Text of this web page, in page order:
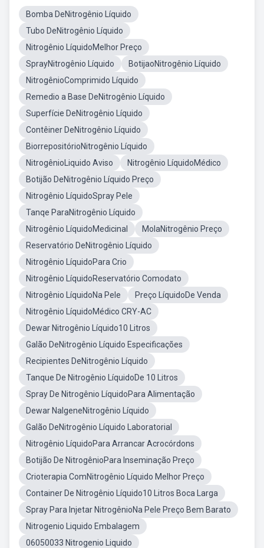
Bomba DeNitrogênio Líquido
Tubo DeNitrogênio Líquido
Nitrogênio LíquidoMelhor Preço
SprayNitrogênio Líquido
BotijaoNitrogênio Líquido
NitrogênioComprimido Líquido
Remedio a Base DeNitrogênio Líquido
Superfície DeNitrogênio Líquido
Contêiner DeNitrogênio Líquido
BiorrepositórioNitrogênio Líquido
NitrogênioLiquido Aviso
Nitrogênio LíquidoMédico
Botijão DeNitrogênio Líquido Preço
Nitrogênio LíquidoSpray Pele
Tanqe ParaNitrogênio Líquido
Nitrogênio LíquidoMedicinal
MolaNitrogênio Preço
Reservatório DeNitrogênio Líquido
Nitrogênio LíquidoPara Crio
Nitrogênio LíquidoReservatório Comodato
Nitrogênio LíquidoNa Pele
Preço LíquidoDe Venda
Nitrogênio LíquidoMédico CRY-AC
Dewar Nitrogênio Líquido10 Litros
Galão DeNitrogênio Líquido Especificações
Recipientes DeNitrogênio Líquido
Tanque De Nitrogênio LíquidoDe 10 Litros
Spray De Nitrogênio LíquidoPara Alimentação
Dewar NalgeneNitrogênio Líquido
Galão DeNitrogênio Líquido Laboratorial
Nitrogênio LíquidoPara Arrancar Acrocórdons
Botijão De NitrogênioPara Inseminação Preço
Crioterapia ComNitrogênio Líquido Melhor Preço
Container De Nitrogênio Líquido10 Litros Boca Larga
Spray Para Injetar NitrogênioNa Pele Preço Bem Barato
Nitrogenio Liquido Embalagem
06050033 Nitrogenio Liquido